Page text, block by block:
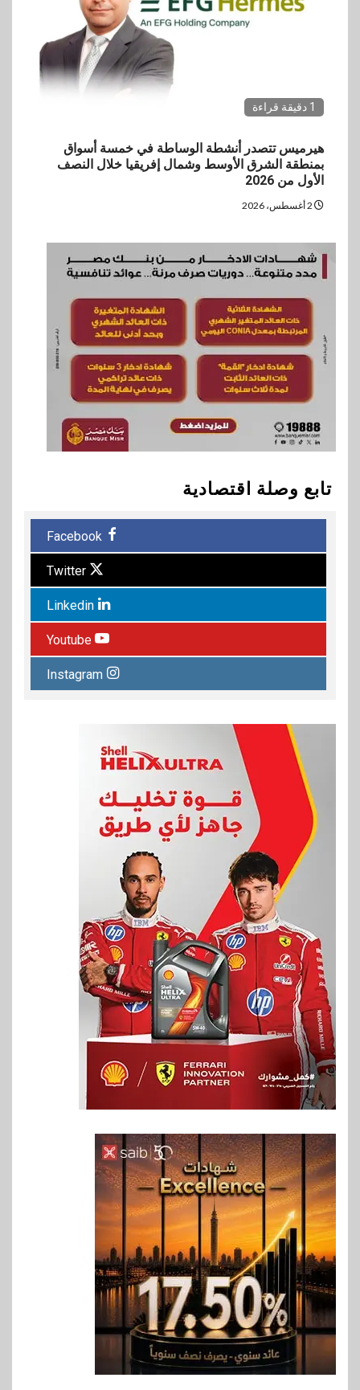
1 دقيقة قراءة
هيرميس تتصدر أنشطة الوساطة في خمسة أسواق
بمنطقة الشرق الأوسط وشمال إفريقيا خلال النصف
الأول من 2026
تابع وصلة اقتصادية
Facebook
Twitter
Linkedin
Youtube
Instagram
6
سوق وصلة
هواوي: هاتف nova 15
Max بطارية ضخمة وتصميم متين
جهازًا مثاليًا للشباب
7 اقتصاد
إي اف چي فاينانس تستعرض
خطط نمو «بلد» لتعزيز حضورها
في سوق تحويلات المصريين
بالخارج